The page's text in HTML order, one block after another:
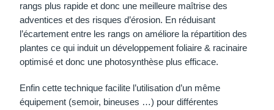
rangs plus rapide et donc une meilleure maîtrise des
adventices et des risques d’érosion. En réduisant
l’écartement entre les rangs on améliore la répartition des
plantes ce qui induit un développement foliaire & racinaire
optimisé et donc une photosynthèse plus efficace.
Enfin cette technique facilite l’utilisation d’un même
équipement (semoir, bineuses …) pour différentes